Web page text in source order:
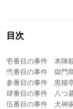
目次
壱番目の事件 本陣
弐番目の事件 獄門
参番目の事件 黒猫
肆番目の事件 八つ
伍番目の事件 犬神